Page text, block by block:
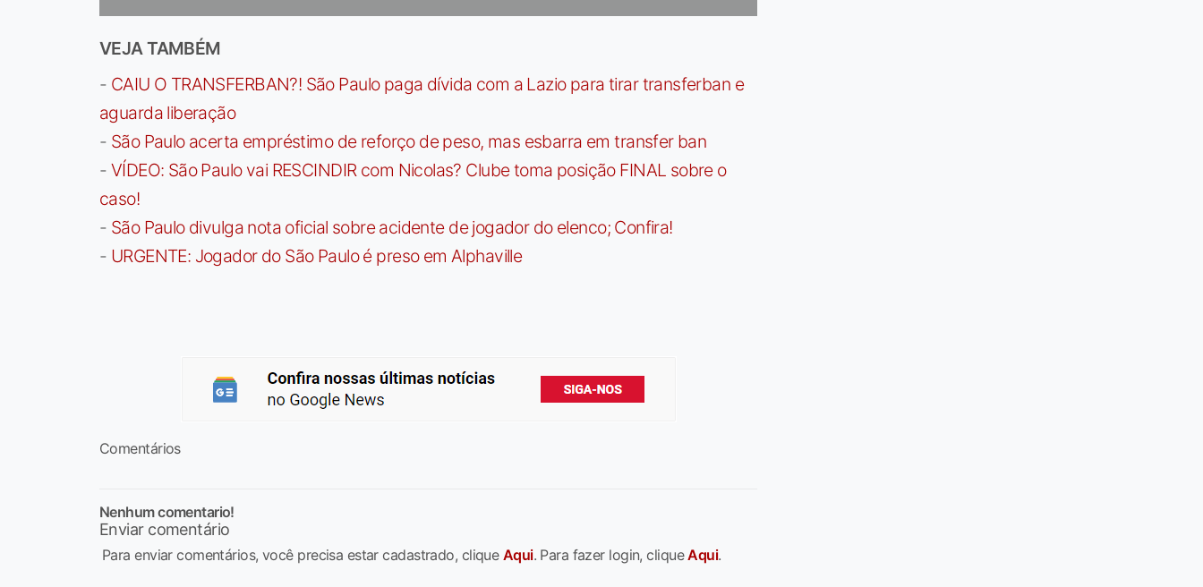
VEJA TAMBÉM
- CAIU O TRANSFERBAN?! São Paulo paga dívida com a Lazio para tirar transferban e
aguarda liberação
- São Paulo acerta empréstimo de reforço de peso, mas esbarra em transfer ban
- VÍDEO: São Paulo vai RESCINDIR com Nicolas? Clube toma posição FINAL sobre o
caso!
- São Paulo divulga nota oficial sobre acidente de jogador do elenco; Confira!
- URGENTE: Jogador do São Paulo é preso em Alphaville
Comentários
Nenhum comentario!
Enviar comentário
Para enviar comentários, você precisa estar cadastrado, clique Aqui. Para fazer login, cliqueAqui.